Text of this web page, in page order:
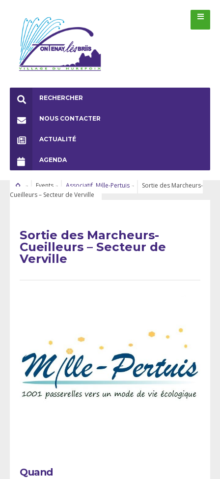
RECHERCHER
NOUS CONTACTER
ACTUALITÉ
AGENDA
Events Associatif, Mille-Pertuis
Sortie des Marcheurs-
Cueilleurs – Secteur de Verville
Sortie des Marcheurs-
Cueilleurs – Secteur de
Verville
Quand